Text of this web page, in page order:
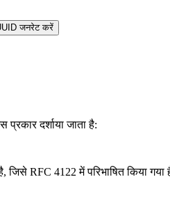
जनरेट करें
दर्शाया जाता है:
RFC 4122 में परिभाषित किया